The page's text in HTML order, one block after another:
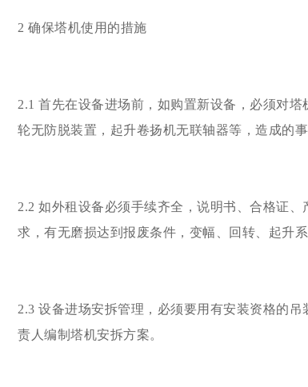
2 确保塔机使用的措施
2.1 首先在设备进场前，如购置新设备，必须对
轮无防脱装置，起升卷扬机无联轴器等，造成的
2.2 如外租设备必须手续齐全，说明书、合格证
求，有无磨损达到报废条件，变幅、回转、起升
2.3 设备进场安拆管理，必须要用有安装资格的
责人编制塔机安拆方案。